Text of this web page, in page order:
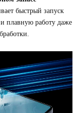
быстрый запуск
плавную работу даже